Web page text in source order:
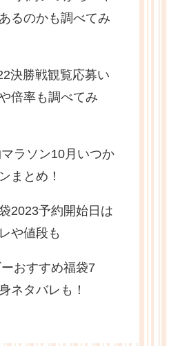
るのかも調べてみ
決勝戦観覧応募い
倍率も調べてみ
ラソン10月いつか
まとめ！
2023予約開始日は
や値段も
おすすめ福袋7
ネタバレも！